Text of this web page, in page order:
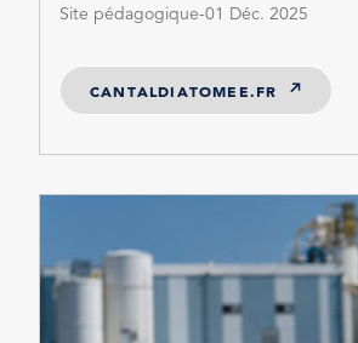
Site pédagogique 01 Déc. 2025
CANTALDIATOMEE.FR